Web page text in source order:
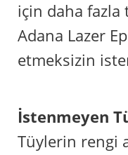
için daha
Adana Lazer
etmeksizin
İstenmeyen
Tüylerin rengi